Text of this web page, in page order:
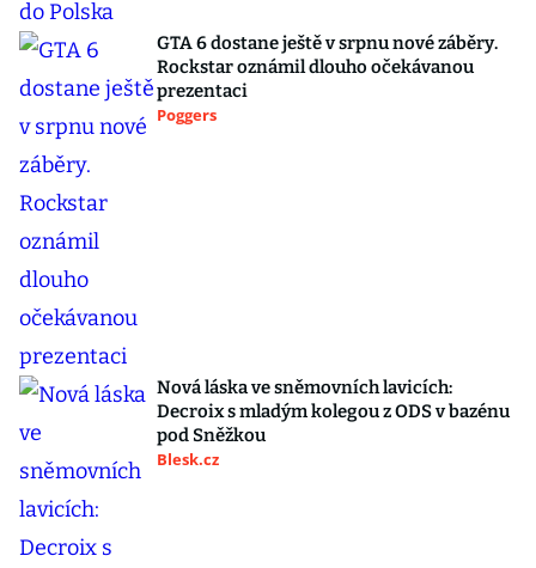
GTA 6 dostane ještě v srpnu nové záběry.
Rockstar oznámil dlouho očekávanou
prezentaci
Poggers
Nová láska ve sněmovních lavicích:
Decroix s mladým kolegou z ODS v bazénu
pod Sněžkou
Blesk.cz